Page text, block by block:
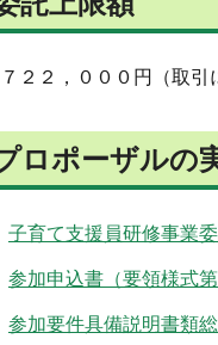
，０００円（取引に
ロポーザルの
子育て支援員研修事業
参加申込書（要領様式
参加要件具備説明書類